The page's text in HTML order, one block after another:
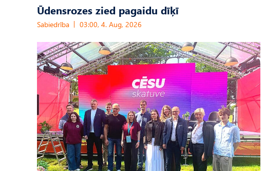
Ūdensrozes zied pagaidu dīķī
Sabiedrība 03:00, 4. Aug, 2026